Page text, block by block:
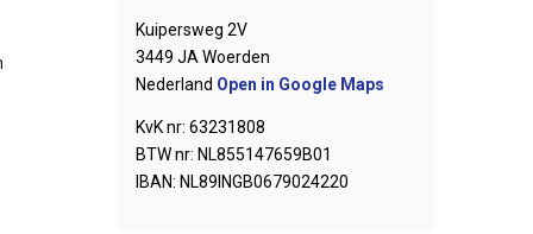
Kuipersweg 2V
3449 JA Woerden
Nederland Open in Google Maps
KvK nr: 63231808
BTW nr: NL855147659B01
IBAN: NL89INGB0679024220